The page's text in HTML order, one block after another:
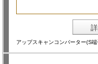
アップスキャンコンバーター(S